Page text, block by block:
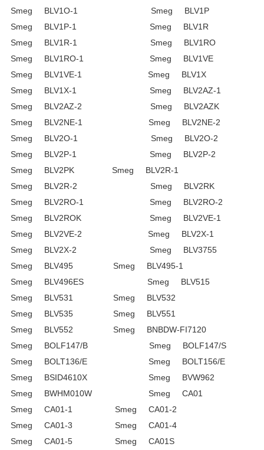
Smeg BLV1O-1 Smeg BLV1P
Smeg BLV1P-1 Smeg BLV1R
Smeg BLV1R-1 Smeg BLV1RO
Smeg BLV1RO-1 Smeg BLV1VE
Smeg BLV1VE-1 Smeg BLV1X
Smeg BLV1X-1 Smeg BLV2AZ-1
Smeg BLV2AZ-2 Smeg BLV2AZK
Smeg BLV2NE-1 Smeg BLV2NE-2
Smeg BLV2O-1 Smeg BLV2O-2
Smeg BLV2P-1 Smeg BLV2P-2
Smeg BLV2PK Smeg BLV2R-1
Smeg BLV2R-2 Smeg BLV2RK
Smeg BLV2RO-1 Smeg BLV2RO-2
Smeg BLV2ROK Smeg BLV2VE-1
Smeg BLV2VE-2 Smeg BLV2X-1
Smeg BLV2X-2 Smeg BLV3755
Smeg BLV495 Smeg BLV495-1
Smeg BLV496ES Smeg BLV515
Smeg BLV531 Smeg BLV532
Smeg BLV535 Smeg BLV551
Smeg BLV552 Smeg BNBDW-FI7120
Smeg BOLF147/B Smeg BOLF147/S
Smeg BOLT136/E Smeg BOLT156/E
Smeg BSID4610X Smeg BVW962
Smeg BWHM010W Smeg CA01
Smeg CA01-1 Smeg CA01-2
Smeg CA01-3 Smeg CA01-4
Smeg CA01-5 Smeg CA01S